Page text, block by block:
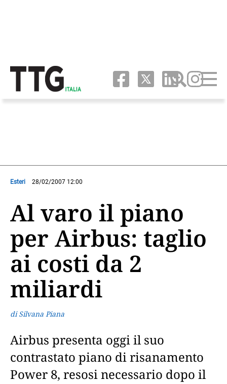
Esteri 28/02/2007 12:00
Al varo il piano
per Airbus: taglio
ai costi da 2
miliardi
di Silvana Piana
Airbus presenta oggi il suo
contrastato piano di risanamento
Power 8, resosi necessario dopo il